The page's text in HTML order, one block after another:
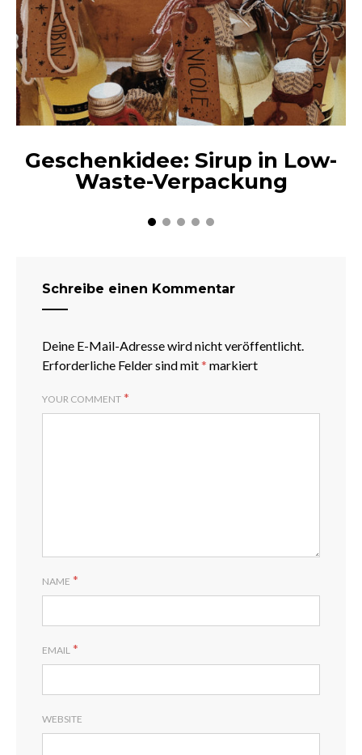
Geschenkidee: Sirup in Low-
Waste-Verpackung
Schreibe einen Kommentar
Deine E-Mail-Adresse wird nicht veröffentlicht.
Erforderliche Felder sind mit* markiert
YOUR COMMENT *
NAME *
EMAIL *
WEBSITE